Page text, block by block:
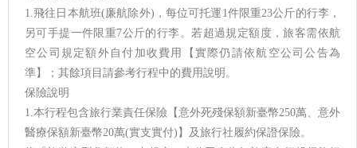
1.飛往日本航班(廉航除外)，每位可托運1件限重23公斤的行李，
另可手提一件限重7公斤的行李。若超過規定額度，旅客需依航
空公司規定額外自付加收費用【實際仍請依航空公司公告為
準】；其餘項目請參考行程中的費用說明。
保險說明
1.本行程包含旅行業責任保險【意外死殘保額新臺幣250萬、意外
醫療保額新臺幣20萬(實支實付)】及旅行社履約保證保險。